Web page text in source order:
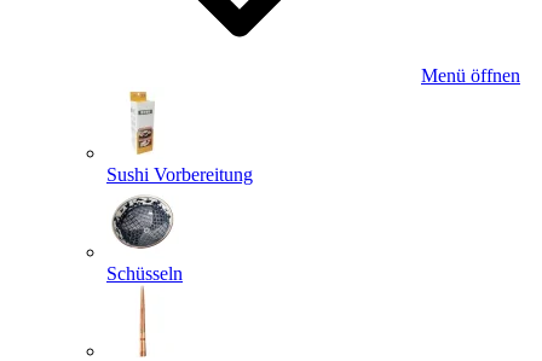
Menü öffnen
Sushi Vorbereitung
Schüsseln